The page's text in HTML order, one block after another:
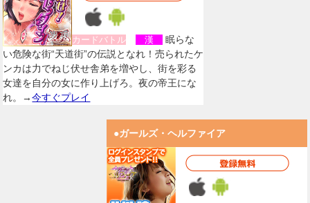
カードバトル 漢
眠らな
い危険な街“天道街”の伝説となれ！売られたケ
ンカは力でねじ伏せ舎弟を増やし、街を彩る
女達を自分の女に作り上げろ。夜の帝王にな
れ。→今すぐプレイ
●ガールズ・ヘルファイア